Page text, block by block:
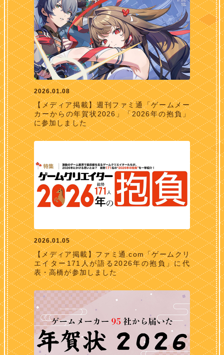
2026.01.08
【メディア掲載】週刊ファミ通「ゲームメー
カーからの年賀状2026」「2026年の抱負」
に参加しました
2026.01.05
【メディア掲載】ファミ通.com「ゲームクリ
エイター171人が語る2026年の抱負」に代
表・高橋が参加しました